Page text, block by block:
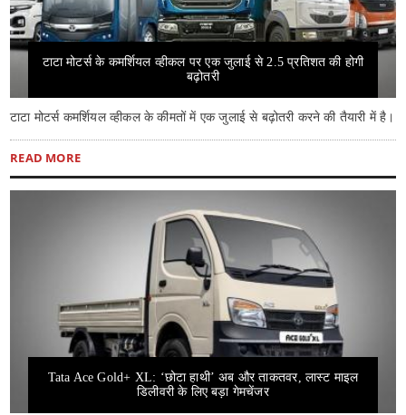
टाटा मोटर्स के कमर्शियल व्हीकल पर एक जुलाई से 2.5 प्रतिशत की होगी
बढ़ोतरी
टाटा मोटर्स कमर्शियल व्हीकल के कीमतों में एक जुलाई से बढ़ोतरी करने की तैयारी में है।
READ MORE
Tata Ace Gold+ XL: ‘छोटा हाथी’ अब और ताकतवर, लास्ट माइल
डिलीवरी के लिए बड़ा गेमचेंजर